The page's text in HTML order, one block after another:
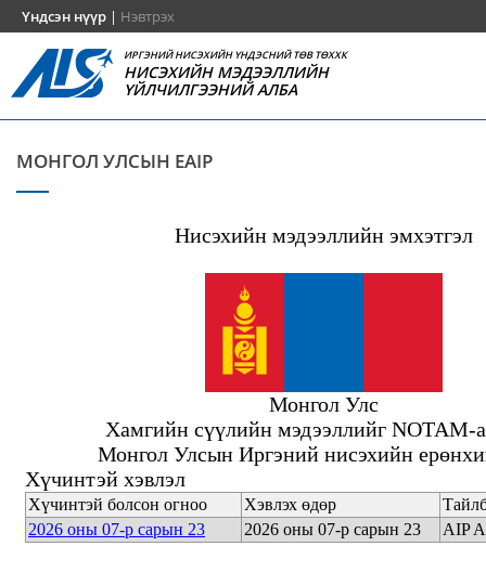
Үндсэн нүүр | Нэвтрэх
ИРГЭНИЙ НИСЭХИЙН ҮНДЭСНИЙ ТӨВ ТӨХХК
НИСЭХИЙН МЭДЭЭЛЛИЙН
ҮЙЛЧИЛГЭЭНИЙ АЛБА
МОНГОЛ УЛСЫН EAIP